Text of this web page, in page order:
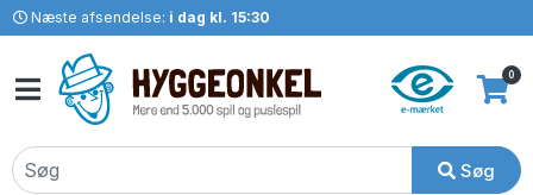
Næste afsendelse: i dag kl. 15:30
Søg
0